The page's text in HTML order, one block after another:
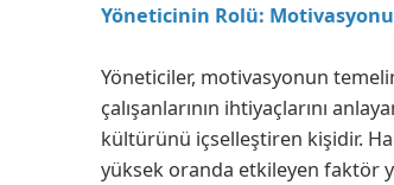
Yöneticinin Rolü:
Yöneticiler, motivasyonun
çalışanlarının ihtiyaçlarını
kültürünü içselleştiren kişidir.
yüksek oranda etkileyen faktör